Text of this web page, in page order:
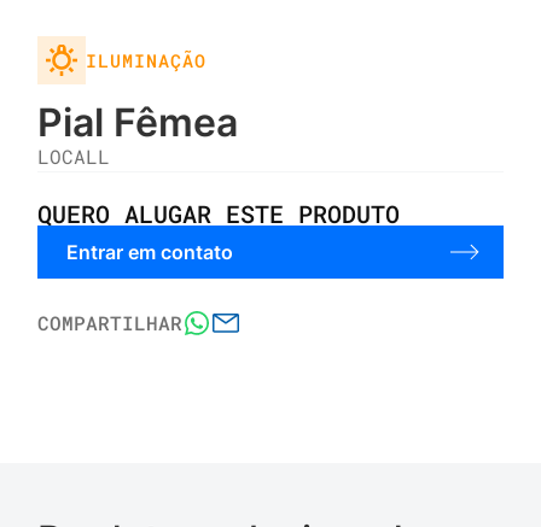
ILUMINAÇÃO
Pial Fêmea
LOCALL
QUERO ALUGAR ESTE PRODUTO
Entrar em contato
COMPARTILHAR